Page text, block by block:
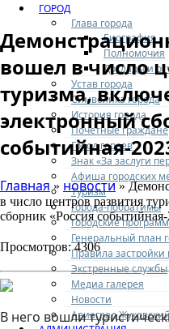
ГОРОД
Глава города
Биография
Полномочия
Доклады и
Устав города
Символика города
История города
Почетные граждане
Город героев
Знак «За заслуги
Афиша городских
Туризм
Города-побратимы
Городские
Генеральный план
Правила
Экстренные службы
Медиа галерея
Новости
Авиаград Жуковский
вошел в число
туризма,
электронный
событийная-
Главная » новости»
в число центров развития
сборник «Россия
Просмотров: 4306
В него вошли